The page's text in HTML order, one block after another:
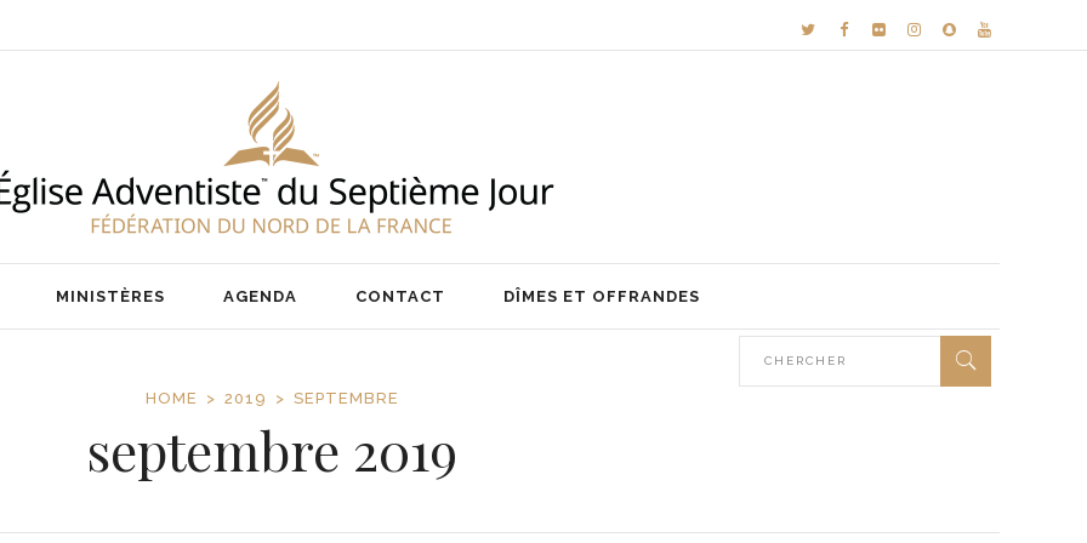
NOTRE ÉQUIPE
MINISTÈRES AGENDA CONTACT DÎMES ET OFFRANDES
NOTRE ÉQUIPE
HOME 2019 SEPTEMBRE
septembre 2019